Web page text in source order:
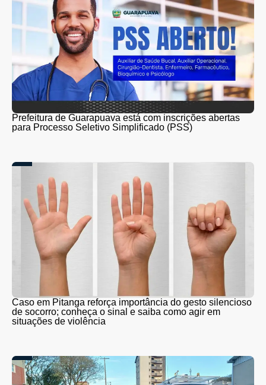
Prefeitura de Guarapuava está com inscrições abertas
para Processo Seletivo Simplificado (PSS)
Caso em Pitanga reforça importância do gesto silencioso
de socorro; conheça o sinal e saiba como agir em
situações de violência